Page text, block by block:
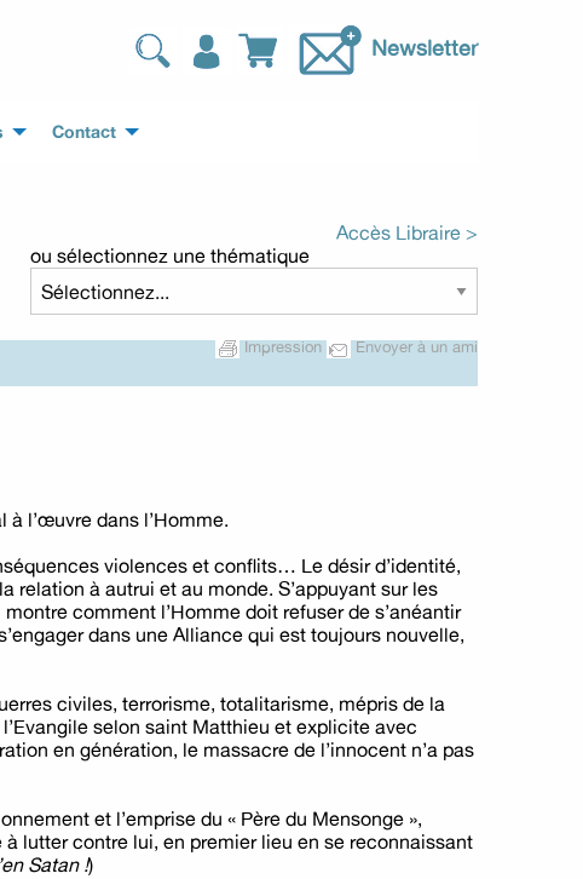
Newsletter
Contact
Accès Libraire >
ou sélectionnez une thématique
Impression Envoyer à un ami
l’œuvre dans l’Homme.
violences et conflits… Le désir d’identité,
relation à autrui et au monde. S’appuyant sur les
comment l’Homme doit refuser de s’anéantir
dans une Alliance qui est toujours nouvelle,
civiles, terrorisme, totalitarisme, mépris de la
selon saint Matthieu et explicite avec
en génération, le massacre de l’innocent n’a pas
et l’emprise du « Père du Mensonge »,
lutter contre lui, en premier lieu en se reconnaissant
Satan !)